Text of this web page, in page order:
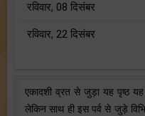
रविवार, 08 दिसंबर
रविवार, 22 दिसंबर
एकादशी व्रत से जुड़ा यह पृष्ठ यह
लेकिन साथ ही इस पर्व से जुड़े